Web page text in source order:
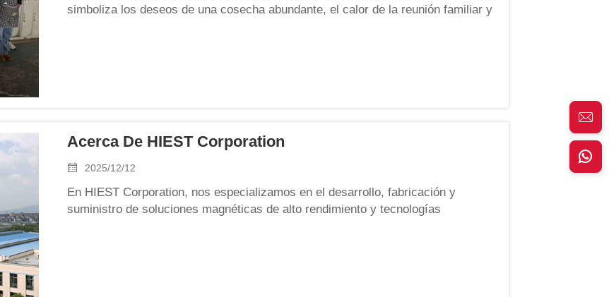
simboliza los deseos de una cosecha abundante, el calor de la reunión familiar y
Acerca De HIEST Corporation
2025/12/12
En HIEST Corporation, nos especializamos en el desarrollo, fabricación y
suministro de soluciones magnéticas de alto rendimiento y tecnologías